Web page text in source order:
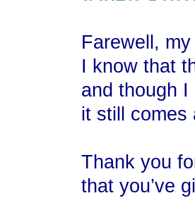
Farewell,
I know that
and though I
it still comes
Thank you
that you’ve